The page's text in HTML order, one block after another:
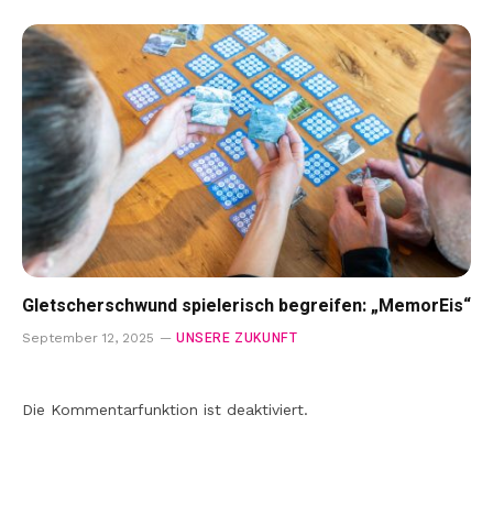
Gletscherschwund spielerisch begreifen: „MemorEis“
September 12, 2025 UNSERE ZUKUNFT
Die Kommentarfunktion ist deaktiviert.